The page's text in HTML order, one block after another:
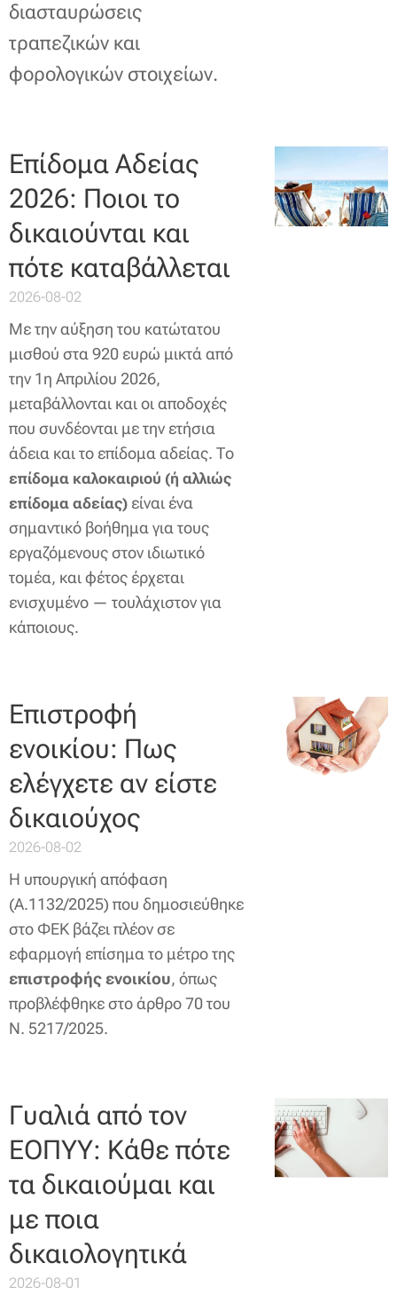
διασταυρώσεις
τραπεζικών και
φορολογικών στοιχείων.
Επίδομα Αδείας
2026: Ποιοι το
δικαιούνται και
πότε καταβάλλεται
2026-08-02
Με την αύξηση του κατώτατου
μισθού στα 920 ευρώ μικτά από
την 1η Απριλίου 2026,
μεταβάλλονται και οι αποδοχές
που συνδέονται με την ετήσια
άδεια και το επίδομα αδείας. Το
επίδομα καλοκαιριού (ή αλλιώς
επίδομα αδείας) είναι ένα
σημαντικό βοήθημα για τους
εργαζόμενους στον ιδιωτικό
τομέα, και φέτος έρχεται
ενισχυμένο — τουλάχιστον για
κάποιους.
Επιστροφή
ενοικίου: Πως
ελέγχετε αν είστε
δικαιούχος
2026-08-02
Η υπουργική απόφαση
(Α.1132/2025) που δημοσιεύθηκε
στο ΦΕΚ βάζει πλέον σε
εφαρμογή επίσημα το μέτρο της
επιστροφής ενοικίου, όπως
προβλέφθηκε στο άρθρο 70 του
Ν. 5217/2025.
Γυαλιά από τον
ΕΟΠΥΥ: Κάθε πότε
τα δικαιούμαι και
με ποια
δικαιολογητικά
2026-08-01